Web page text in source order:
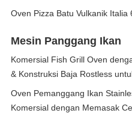
Oven Pizza Batu Vulkanik Italia
Mesin Panggang Ikan
Komersial Fish Grill Oven
& Konstruksi Baja Rostless
Oven Pemanggang Ikan
Komersial dengan Memasak